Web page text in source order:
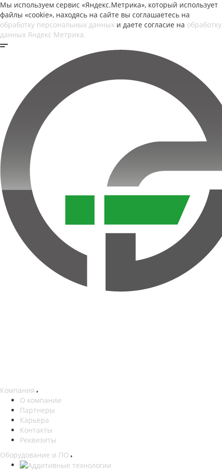
Мы используем сервис «Яндекс.Метрика», который использует
файлы «cookie», находясь на сайте вы соглашаетесь на
обработку персональных данных и даете согласие на обработку
данных Яндекс Метрика.
Компания
О компании
Партнеры
Карьера
Контакты
Реквизиты
Оборудование и ПО